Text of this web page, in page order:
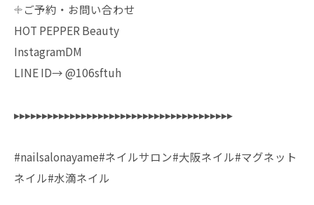
𓇬ご予約・お問い合わせ
HOT PEPPER Beauty
InstagramDM
LINE ID→ @106sftuh
▸▸▸▸▸▸▸▸▸▸▸▸▸▸▸▸▸▸▸▸▸▸▸▸▸▸▸▸▸▸▸▸▸▸▸▸▸▸▸
#nailsalonayame#ネイルサロン#大阪ネイル#マグネット
ネイル#水滴ネイル